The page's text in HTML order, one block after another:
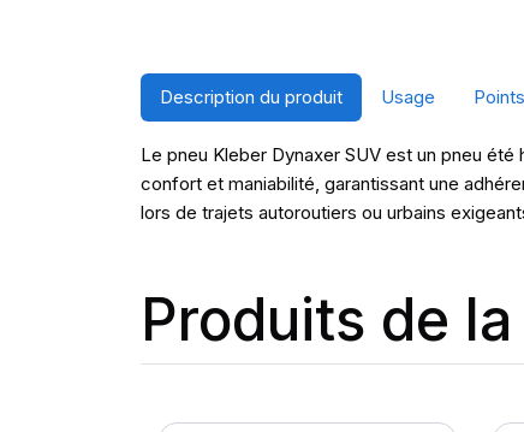
Description du produit Usage
Le pneu Kleber Dynaxer SUV est un pneu
confort et maniabilité, garantissant une
lors de trajets autoroutiers ou urbains
Produits de